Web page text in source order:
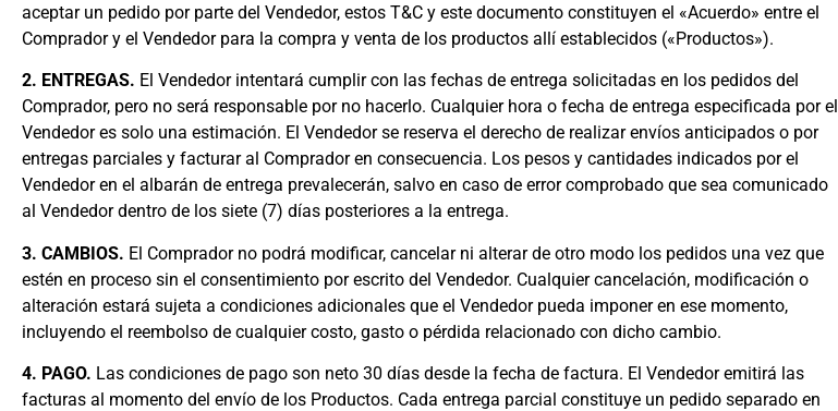
aceptar un pedido por parte del Vendedor, estos T&C y este documento constituyen el «Acuerdo» entre el
Comprador y el Vendedor para la compra y venta de los productos allí establecidos («Productos»).
2. ENTREGAS. El Vendedor intentará cumplir con las fechas de entrega solicitadas en los pedidos del
Comprador, pero no será responsable por no hacerlo. Cualquier hora o fecha de entrega especificada por el
Vendedor es solo una estimación. El Vendedor se reserva el derecho de realizar envíos anticipados o por
entregas parciales y facturar al Comprador en consecuencia. Los pesos y cantidades indicados por el
Vendedor en el albarán de entrega prevalecerán, salvo en caso de error comprobado que sea comunicado
al Vendedor dentro de los siete (7) días posteriores a la entrega.
3. CAMBIOS. El Comprador no podrá modificar, cancelar ni alterar de otro modo los pedidos una vez que
estén en proceso sin el consentimiento por escrito del Vendedor. Cualquier cancelación, modificación o
alteración estará sujeta a condiciones adicionales que el Vendedor pueda imponer en ese momento,
incluyendo el reembolso de cualquier costo, gasto o pérdida relacionado con dicho cambio.
4. PAGO. Las condiciones de pago son neto 30 días desde la fecha de factura. El Vendedor emitirá las
facturas al momento del envío de los Productos. Cada entrega parcial constituye un pedido separado en